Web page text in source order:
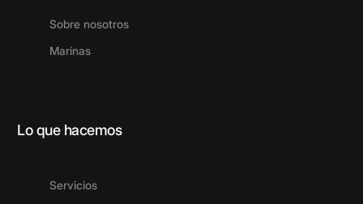
Sobre nosotros
Marinas
Lo que hacemos
Servicios